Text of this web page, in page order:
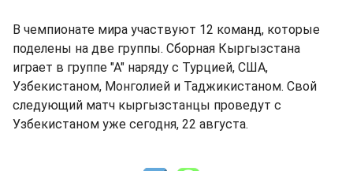
В чемпионате мира участвуют 12 команд, которые
поделены на две группы. Сборная Кыргызстана
играет в группе "А" наряду с Турцией, США,
Узбекистаном, Монголией и Таджикистаном. Свой
следующий матч кыргызстанцы проведут с
Узбекистаном уже сегодня, 22 августа.